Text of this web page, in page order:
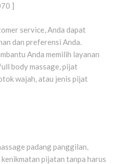
]
service, Anda dapat
dan preferensi Anda.
Anda memilih layanan
body massage, pijat
wajah, atau jenis pijat
padang panggilan,
pijatan tanpa harus